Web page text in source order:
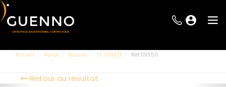
Accueil Achat Maison T6 GEVEZE Ref 119550
Retour au résultat